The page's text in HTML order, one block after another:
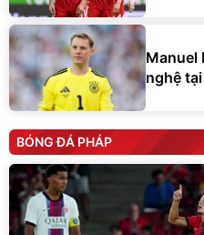
Manuel
nghệ
BÓNG ĐÁ PHÁP